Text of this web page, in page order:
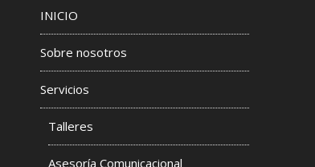
INICIO
Sobre nosotros
Servicios
Talleres
Asesoría Comunicacional